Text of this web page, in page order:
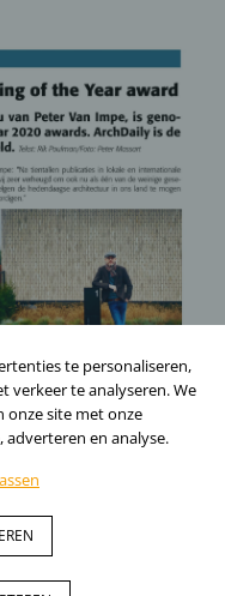
| BE 0889.549.188. | Volg
te personaliseren,
verkeer te analyseren. We
onze site met onze
adverteren en analyse.